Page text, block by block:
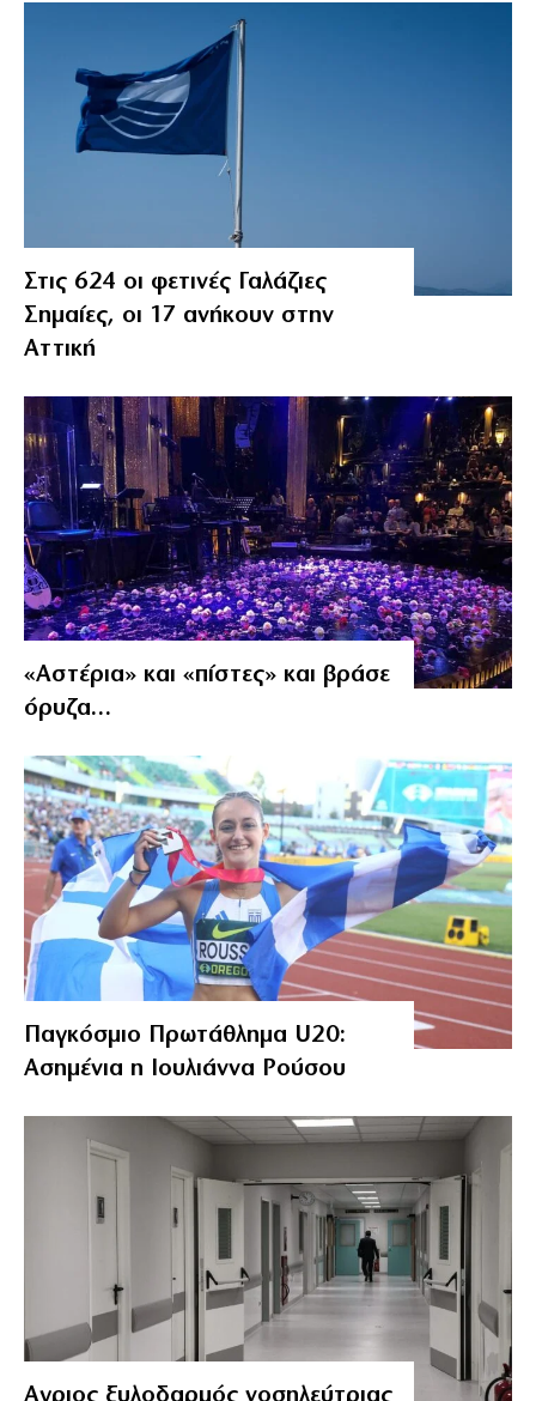
Στις 624 οι φετινές Γαλάζιες
Σημαίες, οι 17 ανήκουν στην
Αττική
«Αστέρια» και «πίστες» και βράσε
όρυζα…
Παγκόσμιο Πρωτάθλημα U20:
Ασημένια η Ιουλιάννα Ρούσου
Αγριος ξυλοδαρμός νοσηλεύτριας